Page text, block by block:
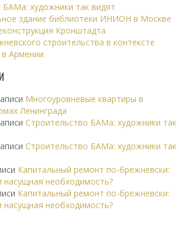
БАМа: художники так видят
здание библиотеки ИНИОН в Москве
Кронштадта
строительства в контексте
Армении
Многоуровневые квартиры в
Ленинграда
Строительство БАМа: художники так
Строительство БАМа: художники так
Капитальный ремонт по-брежневски:
насущная необходимость?
Капитальный ремонт по-брежневски:
насущная необходимость?